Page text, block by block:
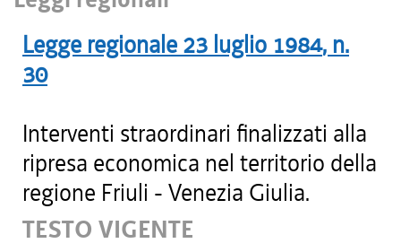
Legge regionale 23 luglio 1984, n.
30
Interventi straordinari finalizzati alla
ripresa economica nel territorio della
regione Friuli - Venezia Giulia.
TESTO VIGENTE